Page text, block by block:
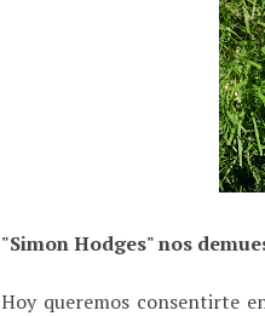
"Simon Hodges"nos
Hoy queremos consentirte